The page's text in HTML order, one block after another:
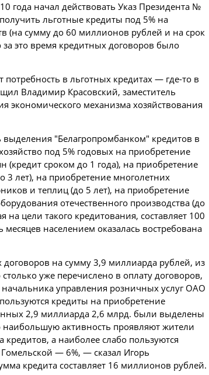
года начал действовать Указ Президента №
получить льготные кредиты под 5% на
(на сумму до 60 миллионов рублей и на срок
это время кредитных договоров было
в льготных кредитах — где-то в
Владимир Красовский, заместитель
экономического механизма хозяйствования
"Белагропромбанком" кредитов в
под 5% годовых на приобретение
(кредит сроком до 1 года), на приобретение
3 лет), на приобретение многолетних
и теплиц (до 5 лет), на приобретение
отечественного производства (до
цели такого кредитования, составляет 100
населением оказалась востребована
на сумму 3,9 миллиарда рублей, из
уже перечислено в оплату договоров,
управления розничных услуг ОАО
кредиты на приобретение
2,9 миллиарда 2,6 млрд. были выделены
наибольшую активность проявляют жители
а наиболее слабо пользуются
— 6%, — сказал Игорь
кредита составляет 16 миллионов рублей.